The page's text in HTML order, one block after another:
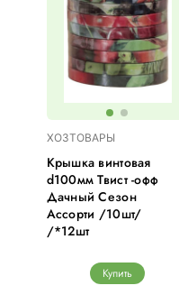
ХОЗТОВАРЫ
Крышка винтовая
d100мм Твист -офф
Дачный Сезон
Ассорти /10шт/
/*12шт
Купить